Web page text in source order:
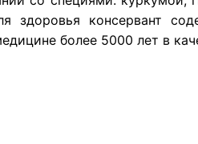
здоровья консервант
более 5000 лет в